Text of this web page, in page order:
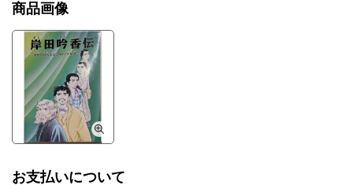
商品画像
お支払いについて